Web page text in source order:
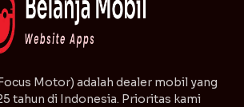
Motor) adalah dealer mobil yang
tahun di Indonesia. Prioritas kami